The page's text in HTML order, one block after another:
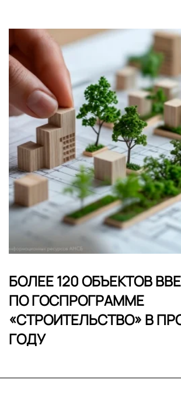
БОЛЕЕ 120 ОБЪЕКТОВ
ПО ГОСПРОГРАММЕ
«СТРОИТЕЛЬСТВО» В
ГОДУ